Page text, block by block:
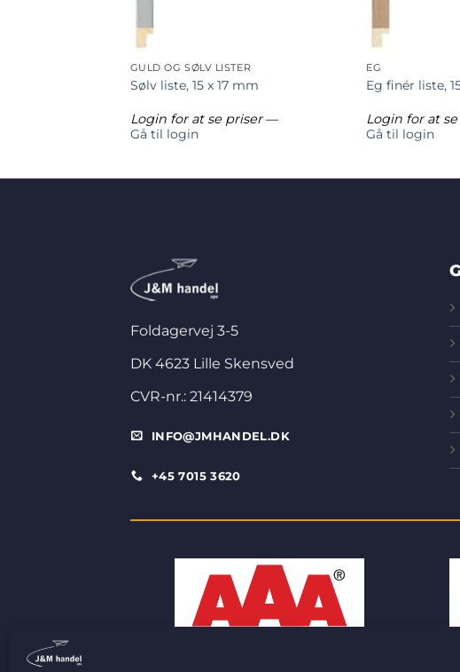
GULD OG SØLV LISTER
Sølv liste, 15 x 17 mm
Login for at se priser—
Gå til login
EG
Eg finér liste,
Login for at
Gå til login
Foldagervej 3-5
DK 4623 Lille Skensved
CVR-nr.: 21414379
INFO@JMHANDEL.DK
+45 7015 3620